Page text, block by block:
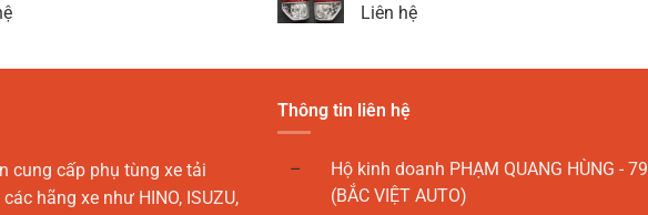
Liên hệ
cung cấp phụ tùng xe tải
hãng xe như HINO, ISUZU,
Thông tin liên hệ
Hộ kinh doanh PHẠM QUANG HÙNG - 79
(BẮC VIỆT AUTO)